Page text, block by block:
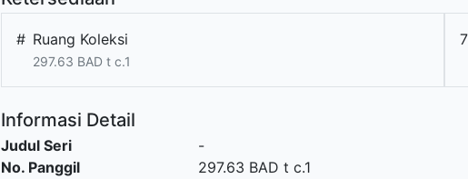
# Ruang Koleksi
297.63 BAD t c.1
Informasi Detail
Judul Seri
-
No. Panggil
297.63 BAD t c.1